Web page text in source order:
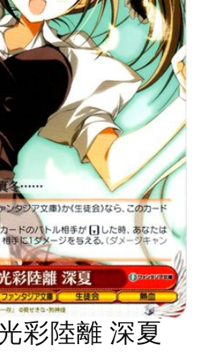
彩陸離 深夏